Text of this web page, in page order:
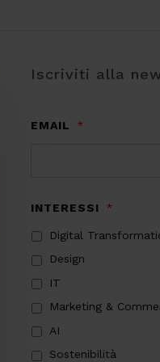
Iscriviti alla
EMAIL *
INTERESSI *
Digital
Design
IT
Marketing &
AI
Sostenibilità